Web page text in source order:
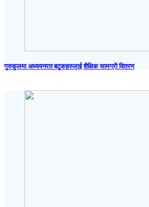
गुरुकुलमा अध्ययनरत बटुकहरुलाई शैक्षिक सामग्री वितरण